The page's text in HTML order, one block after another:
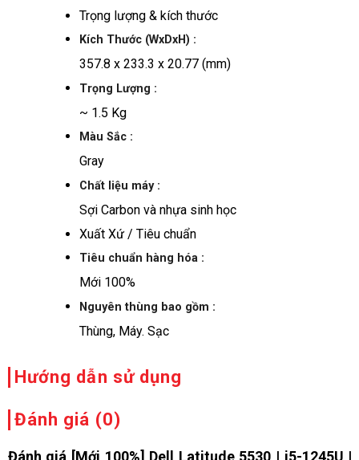
Trọng lượng & kích thước
Kích Thước (WxDxH) :
357.8 x 233.3 x 20.77 (mm)
Trọng Lượng :
~ 1.5 Kg
Màu Sắc :
Gray
Chất liệu máy :
Sợi Carbon và nhựa sinh học
Xuất Xứ / Tiêu chuẩn
Tiêu chuẩn hàng hóa :
Mới 100%
Nguyên thùng bao gồm :
Thùng, Máy. Sạc
Hướng dẫn sử dụng
Đánh giá (0)
Đánh giá [Mới 100%] Dell Latitude 5530 | i5-1245U |